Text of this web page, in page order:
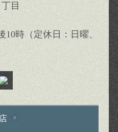
目
10時（定休日：日曜、